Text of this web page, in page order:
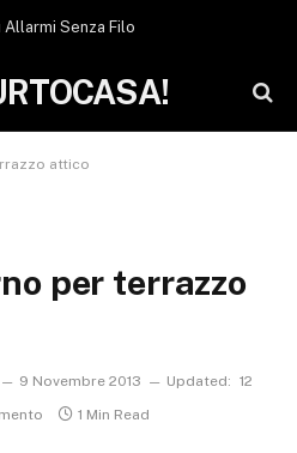
Allarmi Senza Filo
attico
per terrazzo
9 Novembre 2013 Updated: 12
1 Min Read